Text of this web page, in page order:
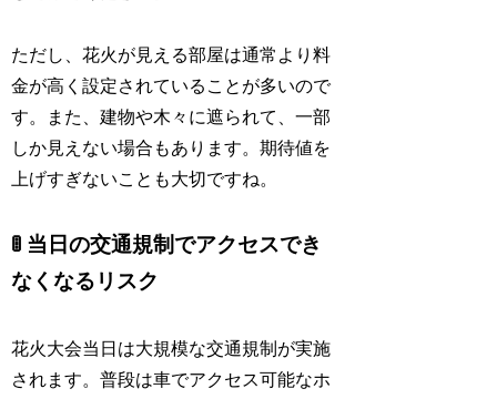
ただし、花火が見える部屋は通常より料
金が高く設定されていることが多いので
す。また、建物や木々に遮られて、一部
しか見えない場合もあります。期待値を
上げすぎないことも大切ですね。
🚦 当日の交通規制でアクセスでき
なくなるリスク
花火大会当日は大規模な交通規制が実施
されます。普段は車でアクセス可能なホ